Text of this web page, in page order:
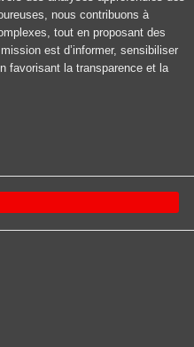
nous contribuons à
tout en proposant des
est d’informer, sensibiliser
favorisant la transparence et la